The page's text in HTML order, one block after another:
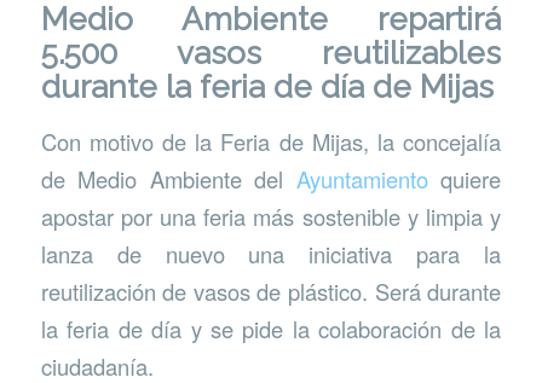
Medio Ambiente repartirá
5.500 vasos reutilizables
durante la feria de día de Mijas
Con motivo de la Feria de Mijas, la concejalía
de Medio Ambiente del Ayuntamientoquiere
apostar por una feria más sostenible y limpia y
lanza de nuevo una iniciativa para la
reutilización de vasos de plástico. Será durante
la feria de día y se pide la colaboración de la
ciudadanía.